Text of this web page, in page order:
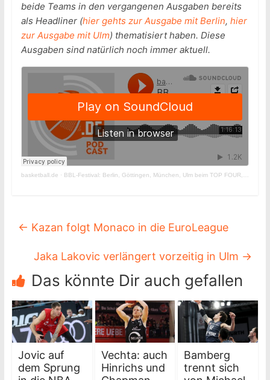
beide Teams in den vergangenen Ausgaben bereits
als Headliner (hier gehts zur Ausgabe mit Berlin, hier
zur Ausgabe mit Ulm) thematisiert haben. Diese
Ausgaben sind natürlich noch immer aktuell.
basketball.de · BBL-Festival: Berlin, Göttingen, München, Ulm beim TOP FOUR, Gleim in Crailsheim
← Kazan folgt Monaco in die EuroLeague
Jaka Lakovic verlängert vorzeitig in Ulm →
Das könnte Dir auch gefallen
Jovic auf
dem Sprung
Vechta: auch
Hinrichs und
Bamberg
trennt sich